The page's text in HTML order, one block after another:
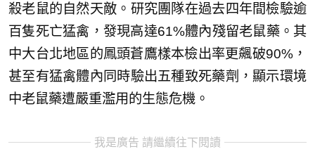
殺老鼠的自然天敵。研究團隊在過去四年間檢驗逾
百隻死亡猛禽，發現高達61%體內殘留老鼠藥。其
中大台北地區的鳳頭蒼鷹樣本檢出率更飆破90%，
甚至有猛禽體內同時驗出五種致死藥劑，顯示環境
中老鼠藥遭嚴重濫用的生態危機。
我是廣告 請繼續往下閱讀